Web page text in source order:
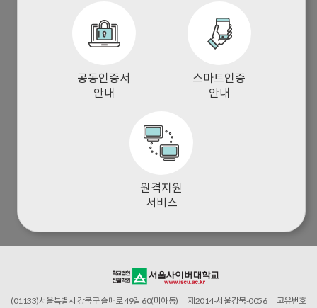
공동인증서
안내
스마트인증
안내
원격지원
서비스
(01133)서울특별시 강북구 솔매로 49길 60(미아동) ㅣ 제2014-서울강북-0056 ㅣ 고유번호